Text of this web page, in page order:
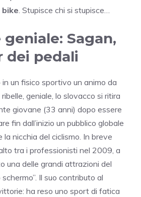
bike . Stupisce chi si stupisce…
Sagan,
dei pedali
un fisico sportivo un animo da
geniale, lo slovacco si ritira
giovane (33 anni) dopo essere
fin dall’inizio un pubblico globale
nicchia del ciclismo. In breve
tra i professionisti nel 2009, a
una delle grandi attrazioni del
Il suo contributo al
ha reso uno sport di fatica